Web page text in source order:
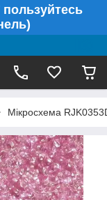
Мікросхема